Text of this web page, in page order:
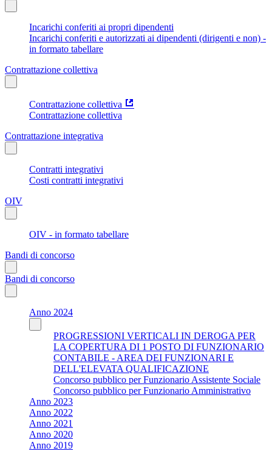
Incarichi conferiti ai propri dipendenti
Incarichi conferiti e autorizzati ai dipendenti (dirigenti e non) -
in formato tabellare
Contrattazione collettiva
Contrattazione collettiva
Contrattazione collettiva
Contrattazione integrativa
Contratti integrativi
Costi contratti integrativi
OIV
OIV - in formato tabellare
Bandi di concorso
Bandi di concorso
Anno 2024
PROGRESSIONI VERTICALI IN DEROGA PER
LA COPERTURA DI 1 POSTO DI FUNZIONARIO
CONTABILE - AREA DEI FUNZIONARI E
DELL'ELEVATA QUALIFICAZIONE
Concorso pubblico per Funzionario Assistente Sociale
Concorso pubblico per Funzionario Amministrativo
Anno 2023
Anno 2022
Anno 2021
Anno 2020
Anno 2019